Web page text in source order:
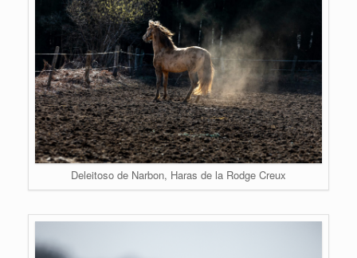
Deleitoso de Narbon, Haras de la Rodge Creux